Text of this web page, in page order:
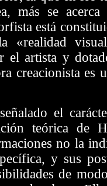
más se
está
«realidad
el artista y
creacionista es
el
teórica de
no la
y sus
de